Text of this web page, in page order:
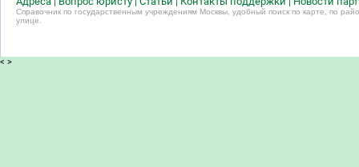
Справочник по государственным учреждениям Москвы, удобный поиск по карте, по
улице.
< >